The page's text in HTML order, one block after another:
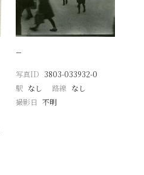
−
写真ID 3803-033932-0
駅 なし 路線 なし
撮影日 不明